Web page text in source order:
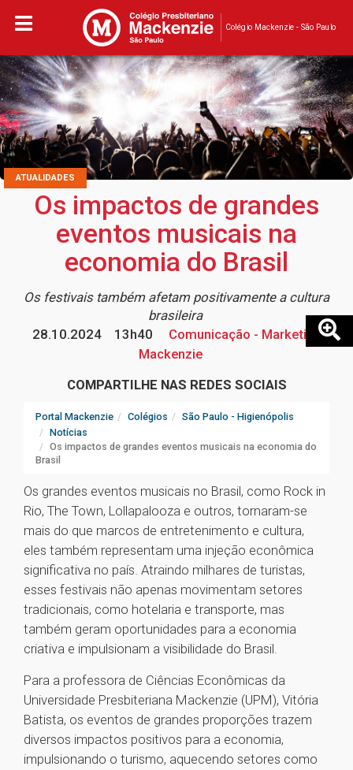
Colégio Mackenzie - São Paulo
ATUALIDADES
Os impactos de grandes
eventos musicais na
economia do Brasil
Os festivais também afetam positivamente a cultura
brasileira
28.10.2024
13h40
Comunicação - Marketing
Mackenzie
COMPARTILHE NAS REDES SOCIAIS
Portal Mackenzie Colégios
São Paulo - Higienópolis
Notícias
Os impactos de grandes eventos musicais na economia do
Brasil
Os grandes eventos musicais no Brasil, como Rock in
Rio, The Town, Lollapalooza e outros, tornaram-se
mais do que marcos de entretenimento e cultura,
eles também representam uma injeção econômica
significativa no país. Atraindo milhares de turistas,
esses festivais não apenas movimentam setores
tradicionais, como hotelaria e transporte, mas
também geram oportunidades para a economia
criativa e impulsionam a visibilidade do Brasil.
Para a professora de Ciências Econômicas da
Universidade Presbiteriana Mackenzie (UPM), Vitória
Batista, os eventos de grandes proporções trazem
diversos impactos positivos para a economia,
impulsionando o turismo, aquecendo setores como